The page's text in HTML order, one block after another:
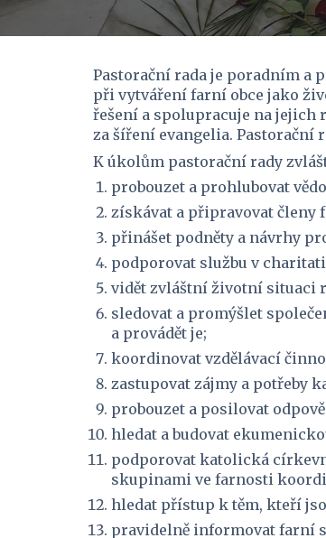
Pastorační rada je poradním a
při vytváření farní obce jako
řešení a spolupracuje na jejich
za šíření evangelia. Pastorační
K úkolům pastorační rady
probouzet a prohlubovat
získávat a připravovat členy
přinášet podněty a návrhy
podporovat službu v
vidět zvláštní životní situaci
sledovat a promýšlet
a provádět je;
koordinovat vzdělávací
zastupovat zájmy a potřeby
probouzet a posilovat
hledat a budovat
podporovat katolická
skupinami ve farnosti
hledat přístup k těm, kteří
pravidelně informovat farní